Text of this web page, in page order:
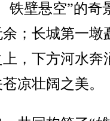
铁壁悬空”的奇
；长城第一墩
，下方河水奔
凉壮阔之美。